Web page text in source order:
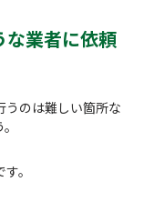
な業者に依頼
うのは難しい箇所な
。